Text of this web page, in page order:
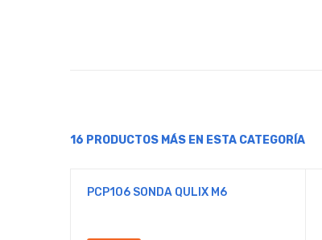
16 PRODUCTOS MÁS EN ESTA CATEGORÍA
PCP106 SONDA QULIX M6